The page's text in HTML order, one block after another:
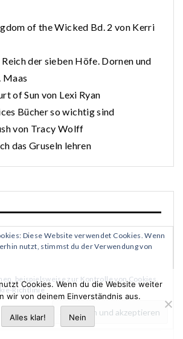
of the Wicked Bd. 2 von Kerri
Reich der sieben Höfe. Dornen und
Maas
of Sun von Lexi Ryan
Bücher so wichtig sind
von Tracy Wolff
das Gruseln lehren
Diese Website verwendet Cookies. Wenn
nutzt, stimmst du der Verwendung von
beispielsweise zur Kontrolle von Cookies,
Richtlinie
Cookies. Wenn du die Website weiter
wir von deinem Einverständnis aus.
Alles klar! Nein